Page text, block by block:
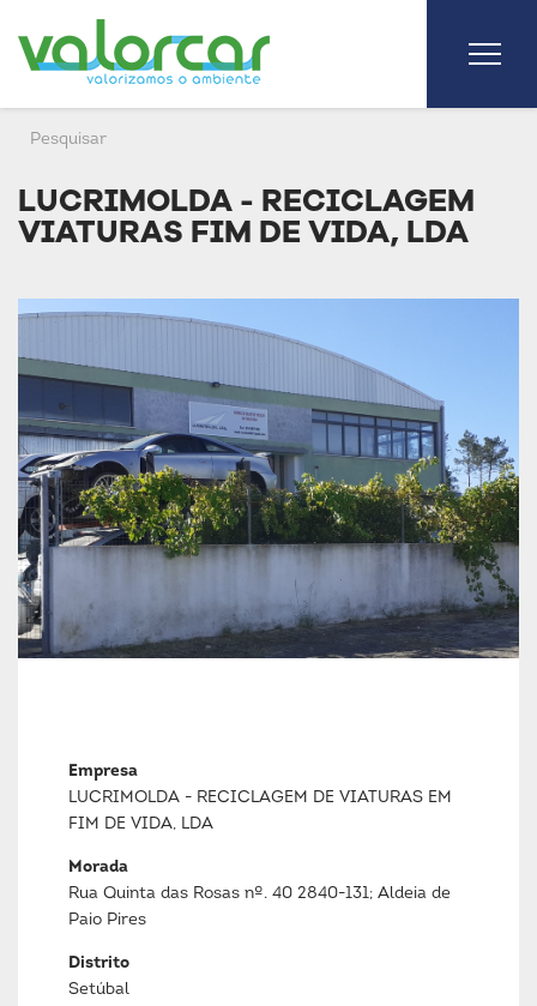
LUCRIMOLDA - RECICLAGEM
VIATURAS FIM DE VIDA, LDA
Empresa
LUCRIMOLDA - RECICLAGEM DE VIATURAS EM
FIM DE VIDA, LDA
Morada
Rua Quinta das Rosas nº. 40 2840-131; Aldeia de
Paio Pires
Distrito
Setúbal